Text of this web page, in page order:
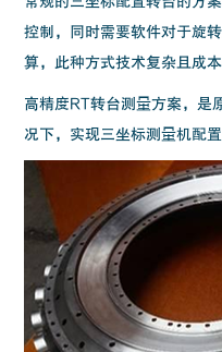
控制，同时需要软件对于旋
算，此种方式技术复杂且成本
高精度RT转台测量方案，是
况下，实现三坐标测量机配